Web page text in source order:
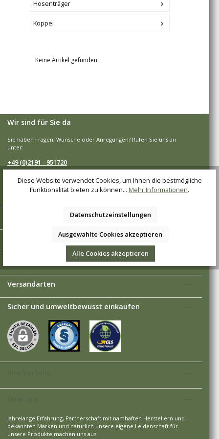
Hosenträger
Koppel
Keine Artikel gefunden.
Wir sind für Sie da
Sie haben Fragen, Wünsche oder Anregungen? Rufen Sie uns an
unter:
+49 (0)2191 - 951720
Vertrag widerrufen
Informationen
Versandarten
Sicher und umweltbewusst einkaufen
Jahrelange Erfahrung, Partnerschaft mit namhaften Herstellern und
bekannten Marken und natürlich unsere eigene Leidenschaft für
unsere Produkte machen uns aus.
Diese Website verwendet Cookies, um Ihnen die bestmögliche
Funktionalität bieten zu können... Mehr Informationen.
Datenschutzeinstellungen
Ausgewählte Cookies akzeptieren
Alle Cookies akzeptieren